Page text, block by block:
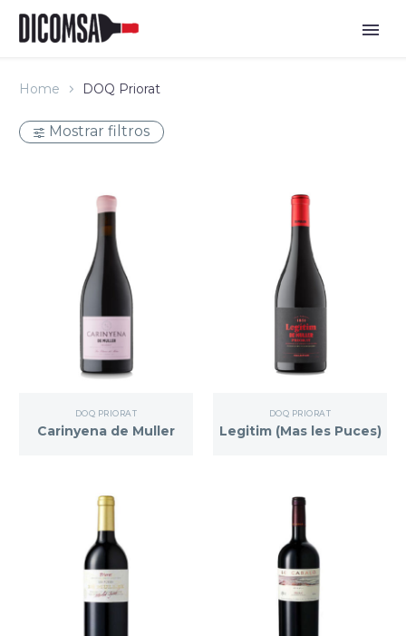
Home DOQ Priorat
Mostrar filtros
DOQ PRIORAT
Carinyena de Muller
DOQ PRIORAT
Legitim (Mas les Puces)